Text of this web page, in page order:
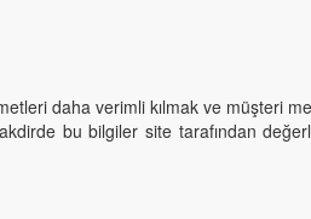
daha verimli kılmak ve müşteri
bu bilgiler site tarafından